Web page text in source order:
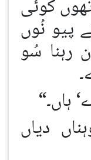
کوئی
پیو نُوں
رہنا سُو
ہاں۔“
دیاں